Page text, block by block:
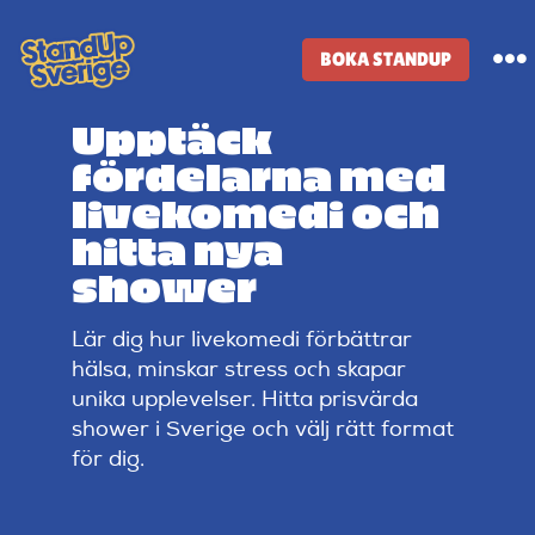
to
content
BOKA STANDUP
Standup-butik
Komiker
Lineup
Tidigare lineup
Klubbar
Upptäck
fördelarna med
livekomedi och
hitta nya
shower
Lär dig hur livekomedi förbättrar
hälsa, minskar stress och skapar
unika upplevelser. Hitta prisvärda
shower i Sverige och välj rätt format
för dig.